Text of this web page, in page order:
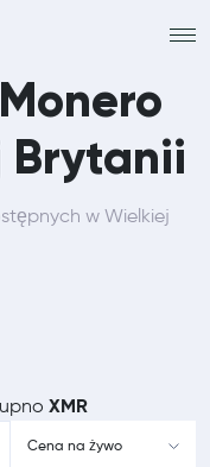
Brytanii
w Wielkiej
XMR
Cena na żywo